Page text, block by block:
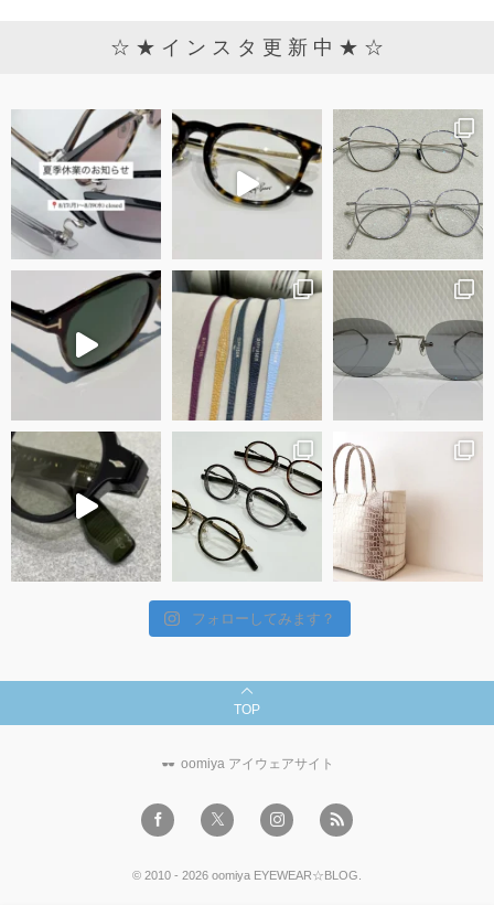
☆ ★ イ ン ス タ 更 新 中 ★ ☆
フォローしてみます？
TOP
oomiya アイウェアサイト
© 2010 - 2026 oomiya EYEWEAR☆BLOG